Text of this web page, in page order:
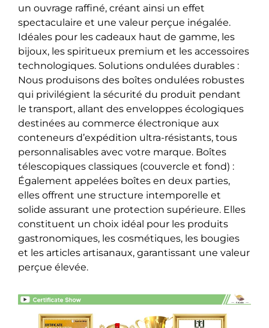
un ouvrage raffiné, créant ainsi un effet
spectaculaire et une valeur perçue inégalée.
Idéales pour les cadeaux haut de gamme, les
bijoux, les spiritueux premium et les accessoires
technologiques. Solutions ondulées durables :
Nous produisons des boîtes ondulées robustes
qui privilégient la sécurité du produit pendant
le transport, allant des enveloppes écologiques
destinées au commerce électronique aux
conteneurs d’expédition ultra-résistants, tous
personnalisables avec votre marque. Boîtes
télescopiques classiques (couvercle et fond) :
Également appelées boîtes en deux parties,
elles offrent une structure intemporelle et
solide assurant une protection supérieure. Elles
constituent un choix idéal pour les produits
gastronomiques, les cosmétiques, les bougies
et les articles artisanaux, garantissant une valeur
perçue élevée.